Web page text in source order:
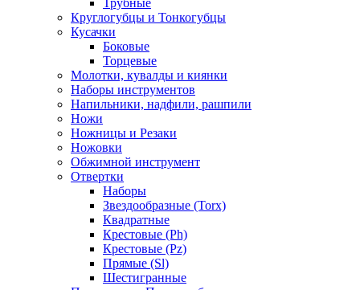
Трубные
Круглогубцы и Тонкогубцы
Кусачки
Боковые
Торцевые
Молотки, кувалды и киянки
Наборы инструментов
Напильники, надфили, рашпили
Ножи
Ножницы и Резаки
Ножовки
Обжимной инструмент
Отвертки
Наборы
Звездообразные (Torx)
Квадратные
Крестовые (Ph)
Крестовые (Pz)
Прямые (Sl)
Шестигранные